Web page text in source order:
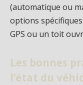
(automatique ou
options
GPS ou un toit
Les bonnes
l’état du